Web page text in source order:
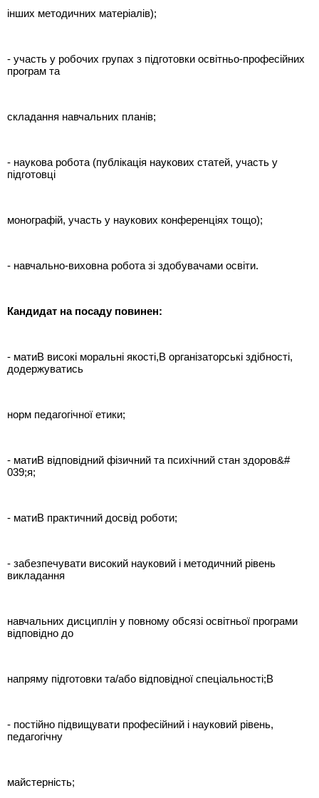
інших методичних матеріалів);
- участь у робочих групах з підготовки освітньо-професійних
програм та
складання навчальних планів;
- наукова робота (публікація наукових статей, участь у
підготовці
монографій, участь у наукових конференціях тощо);
- навчально-виховна робота зі здобувачами освіти.
Кандидат на посаду повинен:
- матиВ високі моральні якості,В організаторські здібності,
додержуватись
норм педагогічної етики;
- матиВ відповідний фізичний та психічний стан здоров&#
039;я;
- матиВ практичний досвід роботи;
- забезпечувати високий науковий і методичний рівень
викладання
навчальних дисциплін у повному обсязі освітньої програми
відповідно до
напряму підготовки та/або відповідної спеціальності;В
- постійно підвищувати професійний і науковий рівень,
педагогічну
майстерність;